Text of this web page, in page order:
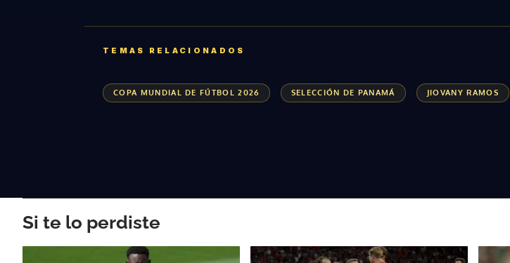
TEMAS RELACIONADOS
COPA MUNDIAL DE FÚTBOL 2026 SELECCIÓN DE PANAMÁ JIOVANY RAMOS
Si te lo perdiste